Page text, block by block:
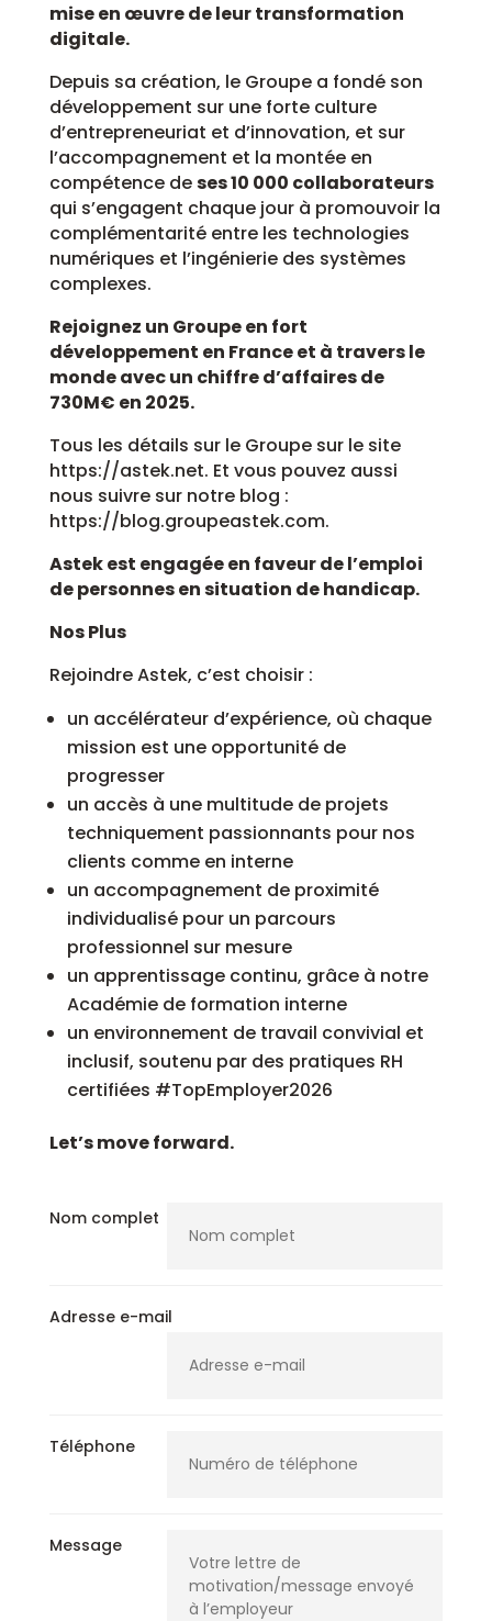
mise en œuvre de leur transformation
digitale.
Depuis sa création, le Groupe a fondé son
développement sur une forte culture
d’entrepreneuriat et d’innovation, et sur
l’accompagnement et la montée en
compétence deses 10 000 collaborateurs
qui s’engagent chaque jour à promouvoir la
complémentarité entre les technologies
numériques et l’ingénierie des systèmes
complexes.
Rejoignez un Groupe en fort
développement en France et à travers le
monde avec un chiffre d’affaires de
730M€ en 2025.
Tous les détails sur le Groupe sur le site
https://astek.net. Et vous pouvez aussi
nous suivre sur notre blog :
https://blog.groupeastek.com.
Astek est engagée en faveur de l’emploi
de personnes en situation de handicap.
Nos Plus
Rejoindre Astek, c’est choisir :
un accélérateur d’expérience, où chaque
mission est une opportunité de
progresser
un accès à une multitude de projets
techniquement passionnants pour nos
clients comme en interne
un accompagnement de proximité
individualisé pour un parcours
professionnel sur mesure
un apprentissage continu, grâce à notre
Académie de formation interne
un environnement de travail convivial et
inclusif, soutenu par des pratiques RH
certifiées #TopEmployer2026
Let’s move forward.
Nom complet
Adresse e-mail
Téléphone
Message